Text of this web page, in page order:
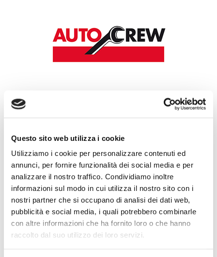
Questo sito web utilizza i cookie
Utilizziamo i cookie per personalizzare contenuti ed
annunci, per fornire funzionalità dei social media e per
analizzare il nostro traffico. Condividiamo inoltre
informazioni sul modo in cui utilizza il nostro sito con i
nostri partner che si occupano di analisi dei dati web,
pubblicità e social media, i quali potrebbero combinarle
con altre informazioni che ha fornito loro o che hanno
raccolto dal suo utilizzo dei loro servizi.
AutoCrew è il progetto Bosch di nuova generazione,
gestito da Ovam a partire dal 2013 nelle regioni
d’Aosta, Veneto, Toscana. Ovam può sviluppare il
progetto in tutte le regioni in cui ci sia il Ricambista
Partner con il profilo richiesto.
I principali contenuti del Progetto.
Visibilità per le Officinegrazie alla specifica scheda
tecnica pubblicata sul sito pubblico e alle campagne di
pubblicità locale.
Per l’automobilistasono attive diverse convenzioni in